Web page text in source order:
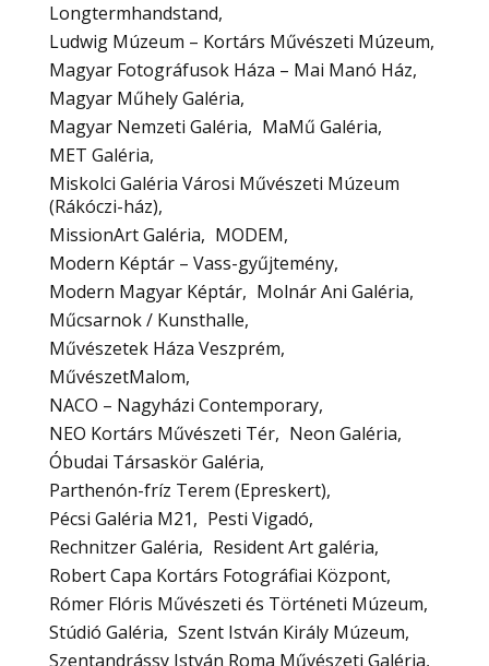
Longtermhandstand
Ludwig Múzeum – Kortárs Művészeti Múzeum
Magyar Fotográfusok Háza – Mai Manó Ház
Magyar Műhely Galéria
Magyar Nemzeti Galéria
MaMű Galéria
MET Galéria
Miskolci Galéria Városi Művészeti Múzeum
(Rákóczi-ház)
MissionArt Galéria
MODEM
Modern Képtár – Vass-gyűjtemény
Modern Magyar Képtár
Molnár Ani Galéria
Műcsarnok / Kunsthalle
Művészetek Háza Veszprém
MűvészetMalom
NACO – Nagyházi Contemporary
NEO Kortárs Művészeti Tér
Neon Galéria
Óbudai Társaskör Galéria
Parthenón-fríz Terem (Epreskert)
Pécsi Galéria M21
Pesti Vigadó
Rechnitzer Galéria
Resident Art galéria
Robert Capa Kortárs Fotográfiai Központ
Rómer Flóris Művészeti és Történeti Múzeum
Stúdió Galéria
Szent István Király Múzeum
Szentandrássy István Roma Művészeti Galéria